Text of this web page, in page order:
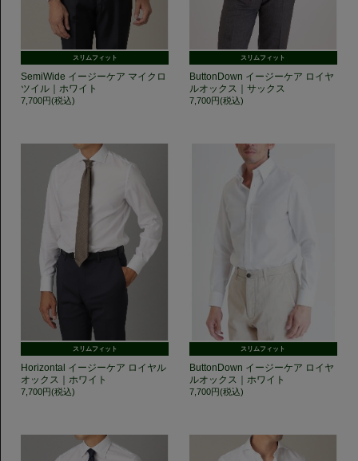
スリムフィット
SemiWide イージーケア マイクロ
ツイル｜ホワイト
7,700円(税込)
スリムフィット
ButtonDown イージーケア ロイヤ
ルオックス｜サックス
7,700円(税込)
スリムフィット
Horizontal イージーケア ロイヤル
オックス｜ホワイト
7,700円(税込)
スリムフィット
ButtonDown イージーケア ロイヤ
ルオックス｜ホワイト
7,700円(税込)